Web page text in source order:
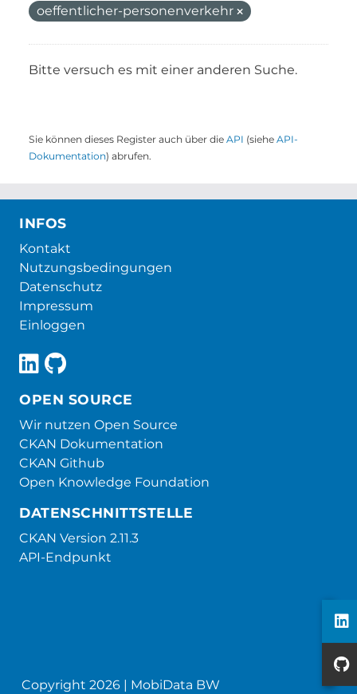
oeffentlicher-personenverkehr
Bitte versuch es mit einer anderen Suche.
Sie können dieses Register auch über die API (siehe API-
Dokumentation) abrufen.
INFOS
Kontakt
Nutzungsbedingungen
Datenschutz
Impressum
Einloggen
OPEN SOURCE
Wir nutzen Open Source
CKAN Dokumentation
CKAN Github
Open Knowledge Foundation
DATENSCHNITTSTELLE
CKAN Version 2.11.3
API-Endpunkt
Copyright 2026 | MobiData BW